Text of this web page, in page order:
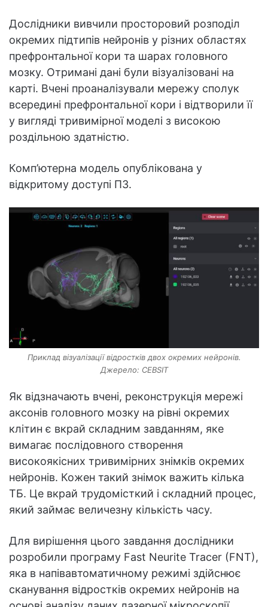
Дослідники вивчили просторовий розподіл
окремих підтипів нейронів у різних областях
префронтальної кори та шарах головного
мозку. Отримані дані були візуалізовані на
карті. Вчені проаналізували мережу сполук
всередині префронтальної кори і відтворили її
у вигляді тривимірної моделі з високою
роздільною здатністю.
Комп’ютерна модель опублікована у
відкритому доступі ПЗ.
Приклад візуалізації відростків двох окремих нейронів.
Джерело: CEBSIT
Як відзначають вчені, реконструкція мережі
аксонів головного мозку на рівні окремих
клітин є вкрай складним завданням, яке
вимагає послідовного створення
високоякісних тривимірних знімків окремих
нейронів. Кожен такий знімок важить кілька
ТБ. Це вкрай трудомісткий і складний процес,
який займає величезну кількість часу.
Для вирішення цього завдання дослідники
розробили програму Fast Neurite Tracer (FNT),
яка в напівавтоматичному режимі здійснює
сканування відростків окремих нейронів на